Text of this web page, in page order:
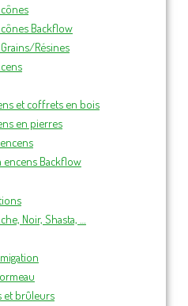
Backflow
Résines
et coffrets en bois
en pierres
encens Backflow
Noir, Shasta, …
et brûleurs